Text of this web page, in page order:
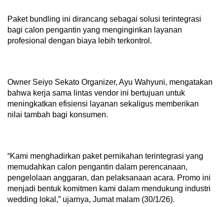
Paket bundling ini dirancang sebagai solusi terintegrasi
bagi calon pengantin yang menginginkan layanan
profesional dengan biaya lebih terkontrol.
Owner Seiyo Sekato Organizer, Ayu Wahyuni, mengatakan
bahwa kerja sama lintas vendor ini bertujuan untuk
meningkatkan efisiensi layanan sekaligus memberikan
nilai tambah bagi konsumen.
“Kami menghadirkan paket pernikahan terintegrasi yang
memudahkan calon pengantin dalam perencanaan,
pengelolaan anggaran, dan pelaksanaan acara. Promo ini
menjadi bentuk komitmen kami dalam mendukung industri
wedding lokal,” ujarnya, Jumat malam (30/1/26).